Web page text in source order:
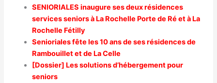
SENIORIALES inaugure ses deux résidences
services seniors à La Rochelle Porte de Ré et à La
Rochelle Fétilly
Senioriales fête les 10 ans de ses résidences de
Rambouillet et de La Celle
[Dossier] Les solutions d’hébergement pour
seniors